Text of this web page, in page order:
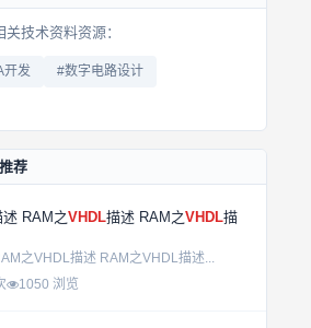
技术资料资源：
开发 #数字电路设计
荐
述 RAM之VHDL描述 RAM之VHDL描
之VHDL描述 RAM之VHDL描述...
1050 浏览